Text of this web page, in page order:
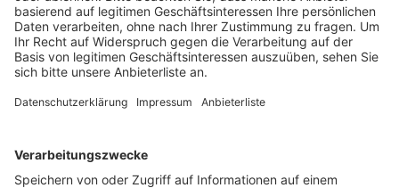
Anzeige
Frechener Straße und der Horbeller Straße bis zum
Anzeige